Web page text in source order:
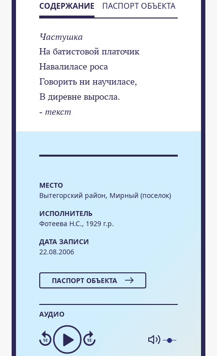
МЕСТО
Вытегорский район, Мирный (поселок)
ИСПОЛНИТЕЛЬ
Фотеева Н.С., 1929 г.р.
ДАТА ЗАПИСИ
22.08.2006
ПАСПОРТ ОБЪЕКТА
АУДИО
СОДЕРЖАНИЕ ПАСПОРТ ОБЪЕКТА
Частушка
На батистовой платочик
Навалиласе роса
Говорить ни научиласе,
В диревне выросла.
- текст